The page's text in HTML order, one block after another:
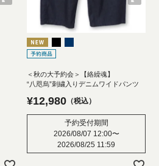
＜秋の大予約会＞【絡繰魂】
“八咫烏”刺繍入りデニムワイドパンツ
¥12,980 税込
予約受付期間
2026/08/07 12:00〜
2026/08/25 11:59